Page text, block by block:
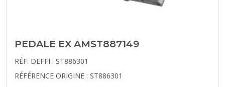
PEDALE EX AMST887149
RÉF. DEFFI : ST886301
RÉFÉRENCE ORIGINE : ST886301